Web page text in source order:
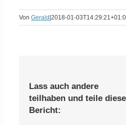
Von Gerald 2018-01-
Lass auch andere
teilhaben und teile
Bericht: